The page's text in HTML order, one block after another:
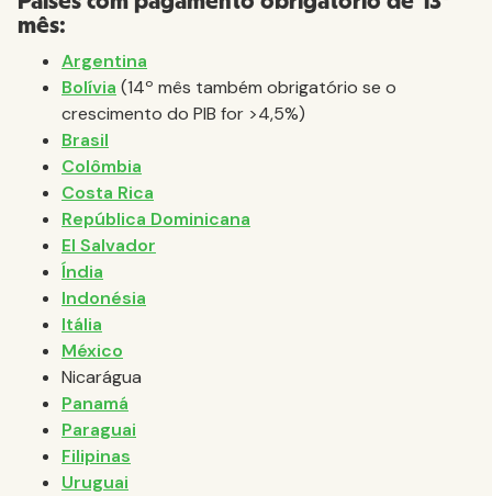
mês:
Argentina
Bolívia (14º mês também obrigatório se o
crescimento do PIB for >4,5%)
Brasil
Colômbia
Costa Rica
República Dominicana
El Salvador
Índia
Indonésia
Itália
México
Nicarágua
Panamá
Paraguai
Filipinas
Uruguai